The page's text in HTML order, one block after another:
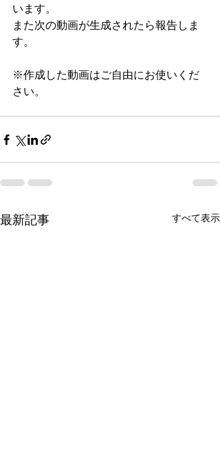
います。
また次の動画が生成されたら報告しま
す。
※作成した動画はご自由にお使いくだ
さい。
最新記事 すべて表示